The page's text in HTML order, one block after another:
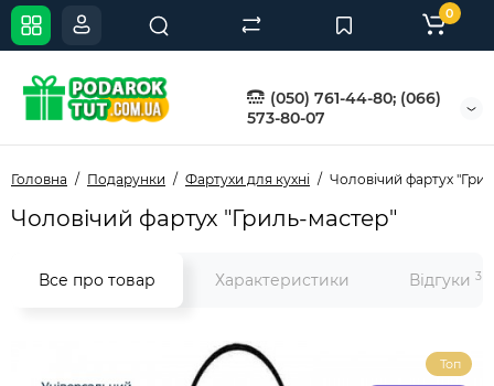
(050) 761-44-80; (066)
573-80-07
0
Головна Подарунки Фартухи для кухні Чоловічий фартух
Чоловічий фартух "Гриль-мастер"
Все про товар Характеристики Відгуки 3
Топ